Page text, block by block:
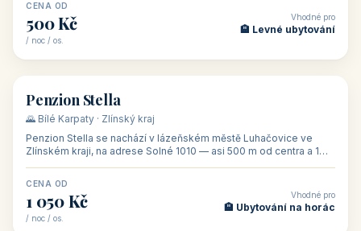
CENA OD
500 Kč
/ noc / os.
Vhodné pro
🏨 Levné ubytování
🏡 penzion
Penzion Stella
🌄 Bílé Karpaty · Zlínský kraj
Penzion Stella se nachází v lázeňském městě Luhačovice ve
Zlínském kraji, na adrese Solné 1010 — asi 500 m od centra a 1
CENA OD
1 050 Kč
/ noc / os.
Vhodné pro
🏨 Ubytování na horác